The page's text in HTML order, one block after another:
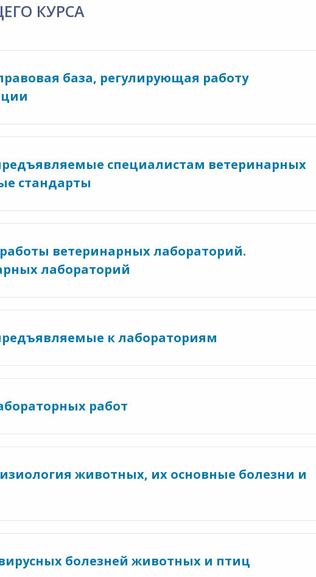
КУРСА
база, регулирующая работу
специалистам ветеринарных
стандарты
ветеринарных лабораторий.
лабораторий
к лабораториям
работ
животных, их основные болезни и
болезней животных и птиц